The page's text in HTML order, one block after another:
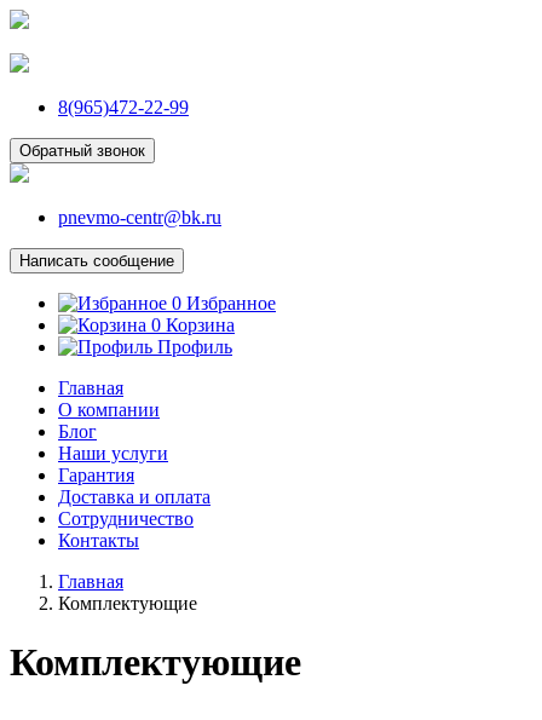
8(965)472-22-99
Обратный звонок
pnevmo-centr@bk.ru
Написать сообщение
0 Избранное
0 Корзина
Профиль
Главная
О компании
Блог
Наши услуги
Гарантия
Доставка и оплата
Сотрудничество
Контакты
Главная
Комплектующие
Комплектующие